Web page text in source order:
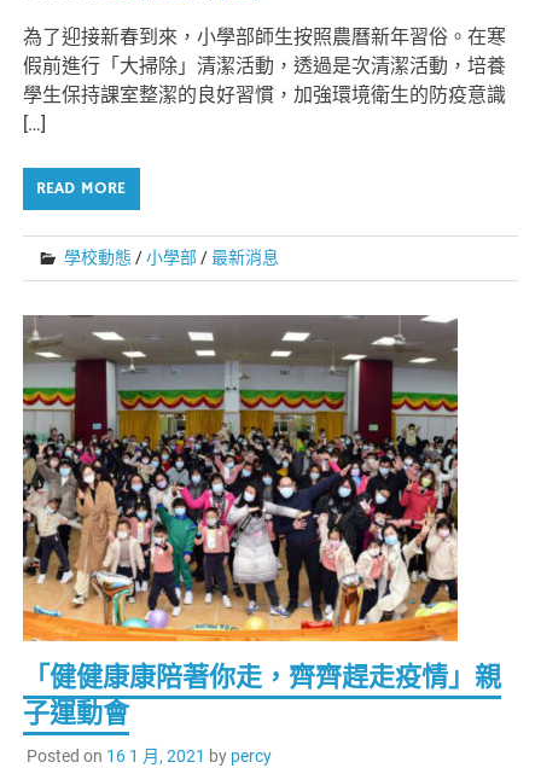
為了迎接新春到來，小學部師生按照農曆新年習俗。在寒
假前進行「大掃除」清潔活動，透過是次清潔活動，培養
學生保持課室整潔的良好習慣，加強環境衛生的防疫意識
[…]
READ MORE
學校動態 /小學部 /最新消息
「健健康康陪著你走，齊齊趕走疫情」親
子運動會
Posted on 16 1 月, 2021 by percy